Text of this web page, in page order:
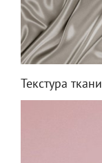
Текстура ткани